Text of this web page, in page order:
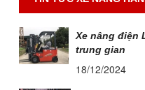
Xe nâng điện
trung gian
18/12/2024